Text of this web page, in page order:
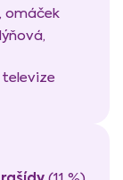
omáček